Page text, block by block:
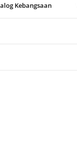
Kebangsaan